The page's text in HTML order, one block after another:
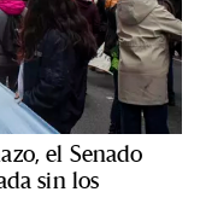
el Senado
sin los